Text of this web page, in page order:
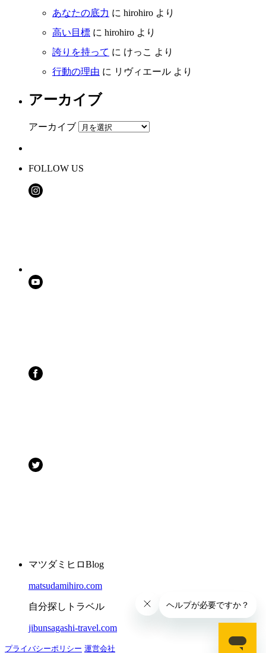
あなたの底力 に hirohiro より
高い目標 に hirohiro より
誇りを持って に けっこ より
行動の理由 に リヴィエール より
アーカイブ
アーカイブ
FOLLOW US
マツダミヒロBlog
matsudamihiro.com
自分探しトラベル
jibunsagashi-travel.com
プライバシーポリシー 運営会社